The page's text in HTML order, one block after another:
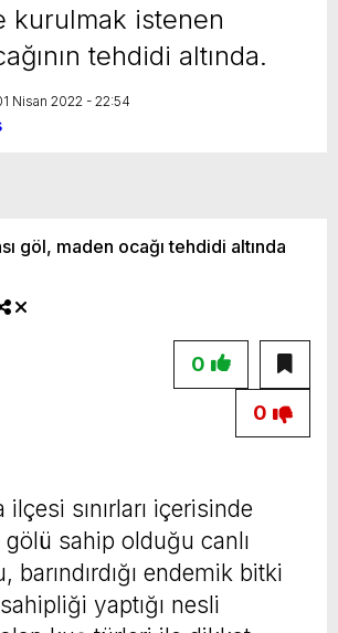
yer alan haber içerikleri izin
gösterilerek dahi iktibas
aykırı ve izinsiz olarak
başka yerde yayınlanamaz.
kurulmak istenen
tehdidi altında.
Nisan 2022 - 22:54
0
0
ilçesi sınırları içerisinde
sahip olduğu canlı
barındırdığı endemik bitki
yaptığı nesli